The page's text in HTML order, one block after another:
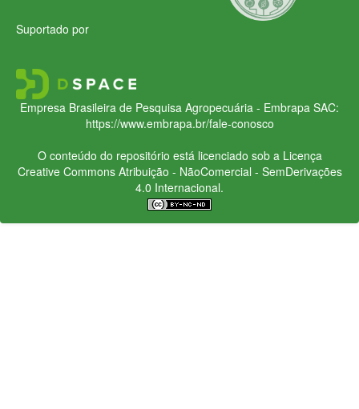
Suportado por
Empresa Brasileira de Pesquisa Agropecuária - Embrapa SAC:
https://www.embrapa.br/fale-conosco
O conteúdo do repositório está licenciado sob a Licença
Creative CommonsAtribuição - NãoComercial - SemDerivações
4.0 Internacional.